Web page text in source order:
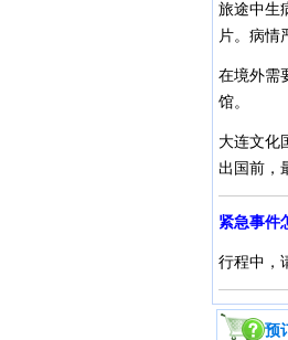
旅途中生
片。病情
在境外需
馆。
大连文化
出国前，
紧急事件
行程中，
预